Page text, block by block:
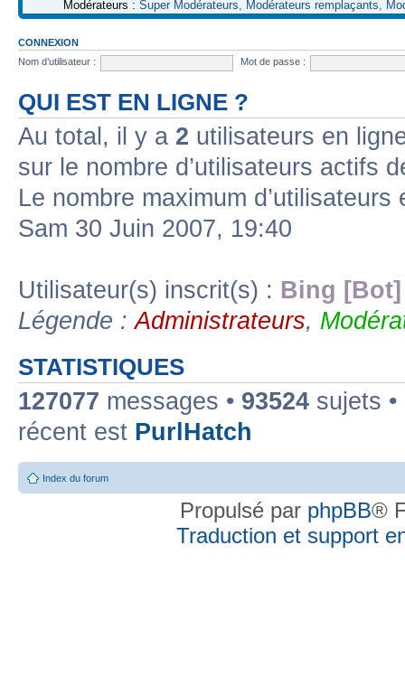
Modérateurs : Super Modérateurs Modérateurs remplaçants
CONNEXION
Nom d’utilisateur :
Mot de passe :
QUI EST EN LIGNE ?
Au total, il y a 2 utilisateurs en
sur le nombre d’utilisateurs actifs
Le nombre maximum
Sam 30 Juin 2007, 19:40
Utilisateur(s) inscrit(s) : Bing [Bot]
Légende :Administrateurs,
STATISTIQUES
127077 messages • 93524 sujets •
récent est PurlHatch
Index du forum
Propulsé par phpBB®
Traduction et support